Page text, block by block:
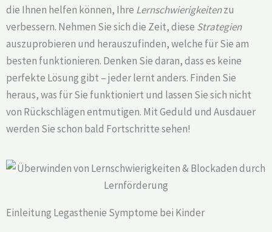
die Ihnen helfen können, Ihre Lernschwierigkeitenzu
verbessern. Nehmen Sie sich die Zeit, diese Strategien
auszuprobieren und herauszufinden, welche für Sie am
besten funktionieren. Denken Sie daran, dass es keine
perfekte Lösung gibt – jeder lernt anders. Finden Sie
heraus, was für Sie funktioniert und lassen Sie sich nicht
von Rückschlägen entmutigen. Mit Geduld und Ausdauer
werden Sie schon bald Fortschritte sehen!
Einleitung Legasthenie Symptome bei Kinder